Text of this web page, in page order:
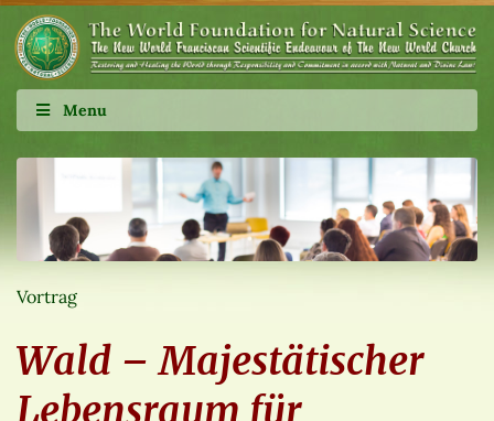
Menu
Vortrag
Wald – Majestätischer